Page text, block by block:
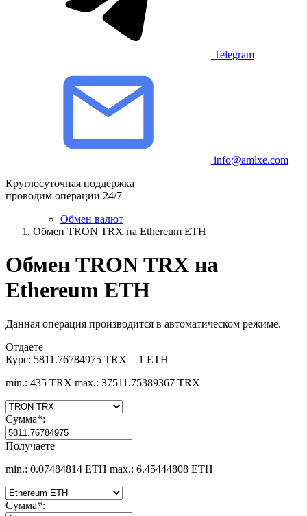
Telegram
info@amlxe.com
Круглосуточная поддержка
проводим операции 24/7
Обмен валют
Обмен TRON TRX на Ethereum ETH
Обмен TRON TRX на
Ethereum ETH
Данная операция производится в автоматическом режиме.
Отдаете
Курс: 5811.76784975 TRX = 1 ETH
min.: 435 TRX max.: 37511.75389367 TRX
Сумма*:
Получаете
min.: 0.07484814 ETH max.: 6.45444808 ETH
Сумма*: